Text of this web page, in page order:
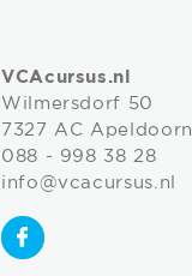
VCAcursus.nl
Wilmersdorf 50
7327 AC Apeldoorn
088 - 998 38 28
info@vcacursus.nl